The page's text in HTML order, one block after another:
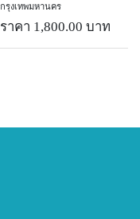
กรุงเทพมหานคร
ราคา 1,800.00 บาท